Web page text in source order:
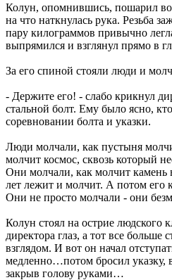
Колун, опомнившись, пошарил
на что наткнулась рука. Резьба
пару килограммов привычно
выпрямился и взглянул прямо в
За его спиной стояли люди и
- Держите его! - слабо крикнул
стальной болт. Ему было ясно,
соревновании болта и указки.
Люди молчали, как пустыня
молчит космос, сквозь который
Они молчали, как молчит камень
лет лежит и молчит. А потом его
Они не просто молчали - они
Колун стоял на острие людского
директора глаз, а тот все больше
взглядом. И вот он начал
медленно…потом бросил указку,
закрыв голову руками…